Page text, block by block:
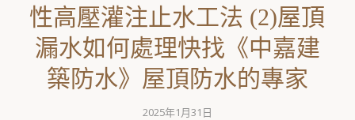
性高壓灌注止水工法 (2)屋頂
漏水如何處理快找《中嘉建
築防水》屋頂防水的專家
2025年1月31日